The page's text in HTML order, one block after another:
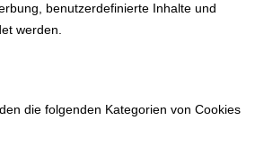
benutzerdefinierte Inhalte und
werden.
die folgenden Kategorien von Cookies